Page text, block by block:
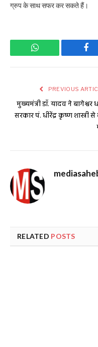
ग्रुप के साथ सफर कर सकते हैं।
WhatsApp
PREVIOUS
मुख्यमंत्री डॉ. यादव ने बागेश्वर
सरकार पं. धीरेंद्र कृष्ण शास्त्री
RELATED POSTS